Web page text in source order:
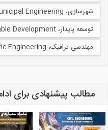
شهرسازی، Municipal Engineering
توسعه پایدار، Sustainable Development
مهندسی ترافیک، Traffic Engineering
مطالب پیشنهادی برای ادامه